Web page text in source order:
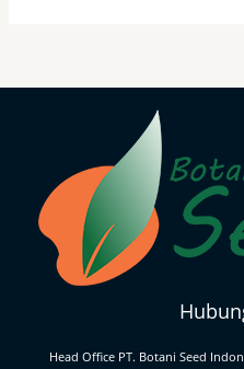
Head Office PT. Botani Seed